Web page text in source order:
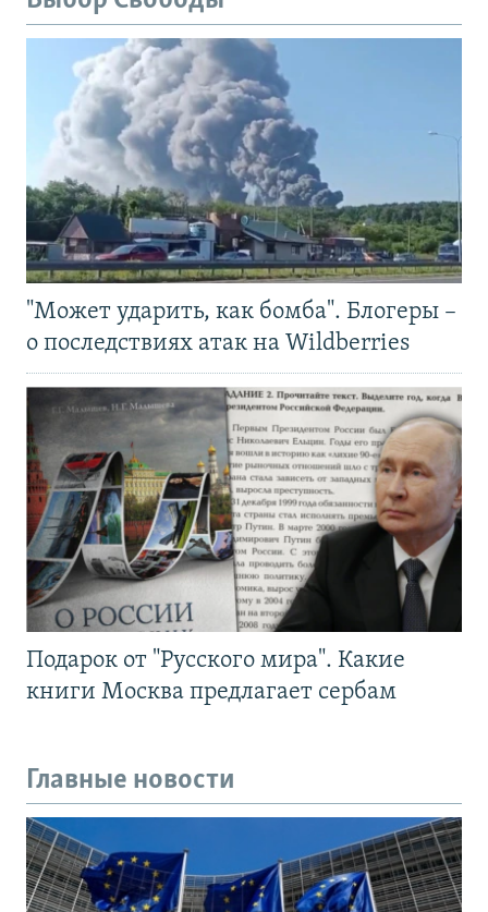
"Может ударить, как бомба". Блогеры –
о последствиях атак на Wildberries
Подарок от "Русского мира". Какие
книги Москва предлагает сербам
Главные новости